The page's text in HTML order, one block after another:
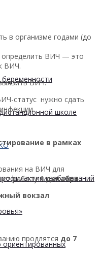
школе
заболеваний
ориентированных
в организме годами (до
определить ВИЧ — это
ВИЧ.
ВИЧ.
статус нужно сдать
в рамках
на ВИЧ для
работу1 декабря.
вокзал
продлятся до 7